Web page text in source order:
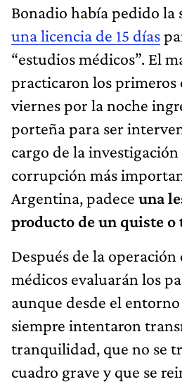
Bonadio había pedido la
una licencia de 15 días
“estudios médicos”. El
practicaron los primeros
viernes por la noche
porteña para ser
cargo de la
corrupción más
Argentina, padece una
producto de un quiste o
Después de la operación
médicos evaluarán los
aunque desde el
siempre intentaron
tranquilidad, que no se
cuadro grave y que se